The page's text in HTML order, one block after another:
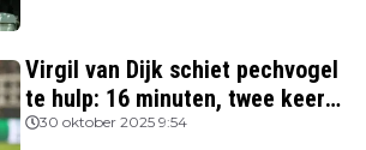
Virgil van Dijk schiet pechvogel
te hulp: 16 minuten, twee keer
rood
30 oktober 2025 9:54